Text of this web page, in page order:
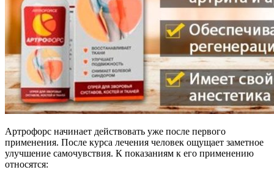
Артрофорс начинает действовать уже после первого
применения. После курса лечения человек ощущает заметное
улучшение самочувствия. К показаниям к его применению
относятся: